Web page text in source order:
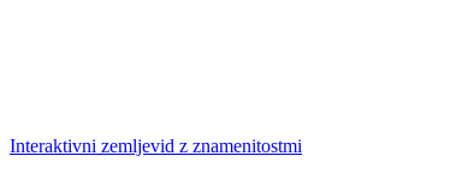
Interaktivni zemljevid z znamenitostmi